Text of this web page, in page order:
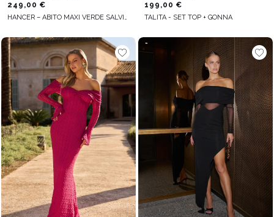
249,00 €
HANCER – ABITO MAXI VERDE SALVIA CON DETTAGLIO INTRECCIATO DECORATIVO
199,00 €
TALITA - SET TOP + GONNA